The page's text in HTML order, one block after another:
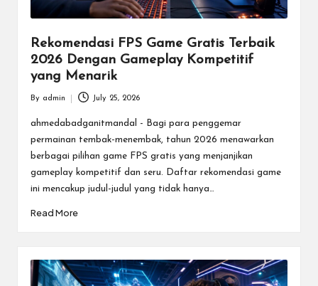
Rekomendasi FPS Game Gratis Terbaik
2026 Dengan Gameplay Kompetitif
yang Menarik
by
By admin July 25, 2026
ahmedabadganitmandal - Bagi para penggemar
permainan tembak-menembak, tahun 2026 menawarkan
berbagai pilihan game FPS gratis yang menjanjikan
gameplay kompetitif dan seru. Daftar rekomendasi game
ini mencakup judul-judul yang tidak hanya…
Read More